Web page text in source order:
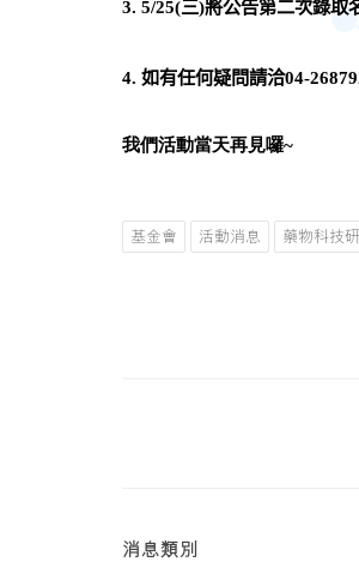
3. 5/25(三)將公告第二次錄取
4. 如有任何疑問請洽04-
我們活動當天再見囉~
基金會 活動消息 藥物科技
消息類別